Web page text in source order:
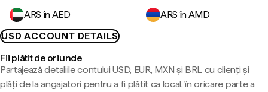
ARS în AED
ARS în AMD
USD ACCOUNT DETAILS
Fii plătit de oriunde
Partajează detaliile contului USD, EUR, MXN și BRL cu clienți și
plăți de la angajatori pentru a fi plătit ca local, în oricare parte a